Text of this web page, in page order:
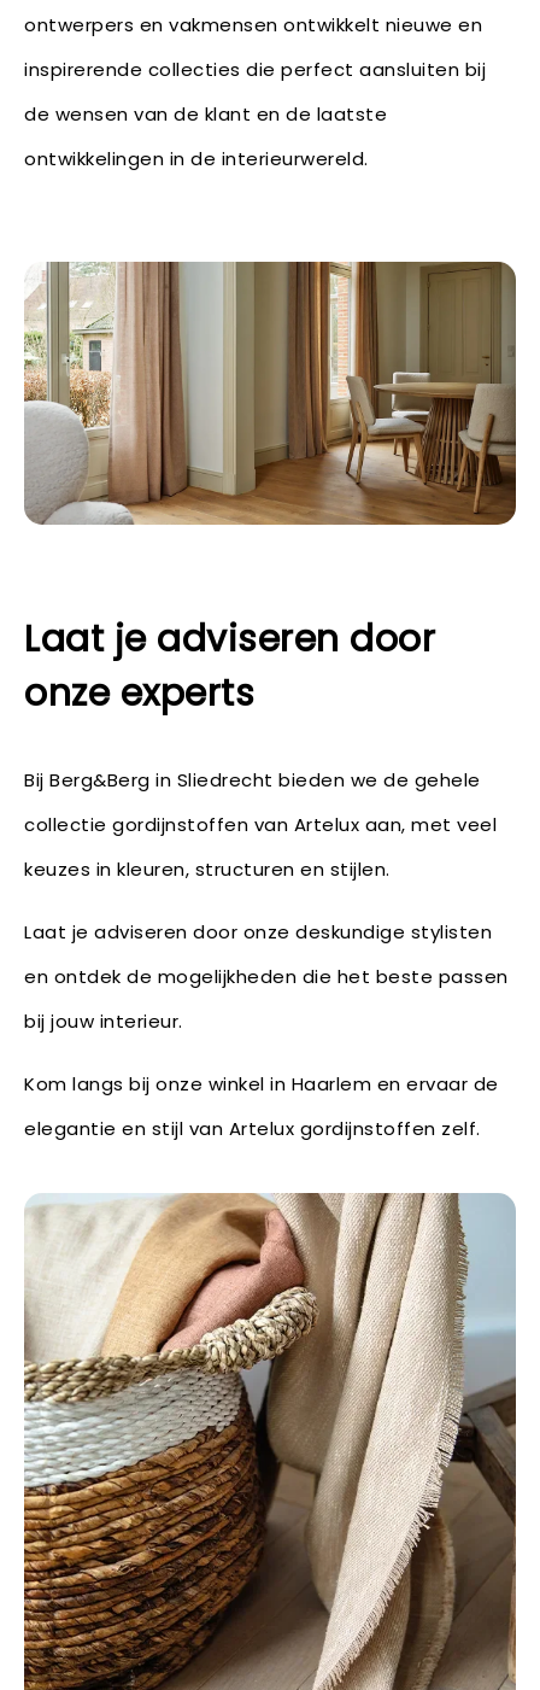
ontwerpers en vakmensen ontwikkelt nieuwe en
inspirerende collecties die perfect aansluiten bij
de wensen van de klant en de laatste
ontwikkelingen in de interieurwereld.
Laat je adviseren door
onze experts
Bij Berg&Berg in Sliedrecht bieden we de gehele
collectie gordijnstoffen van Artelux aan, met veel
keuzes in kleuren, structuren en stijlen.
Laat je adviseren door onze deskundige stylisten
en ontdek de mogelijkheden die het beste passen
bij jouw interieur.
Kom langs bij onze winkel in Haarlem en ervaar de
elegantie en stijl van Artelux gordijnstoffen zelf.